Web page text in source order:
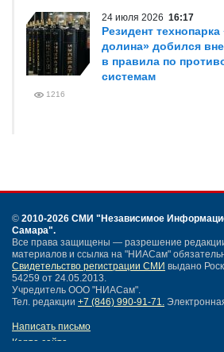
24 июля 2026 16:17
Резидент
долина» добился
в правила по
системам
1216
© 2010-2026 СМИ "Независимое
Самара".
Все права защищены — разрешение
материалов и ссылка на "НИАСам"
Свидетельство регистрации СМИ выдано
54259 от 24.05.2013.
Учредитель ООО "НИАСам".
Тел. редакции +7 (846) 990-91-71.
Написать письмо
Карта сайта